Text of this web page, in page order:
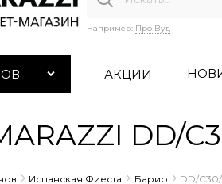
Например: Про Вуд
АКЦИИ
DD/
Испанская Фиеста Барио DD/